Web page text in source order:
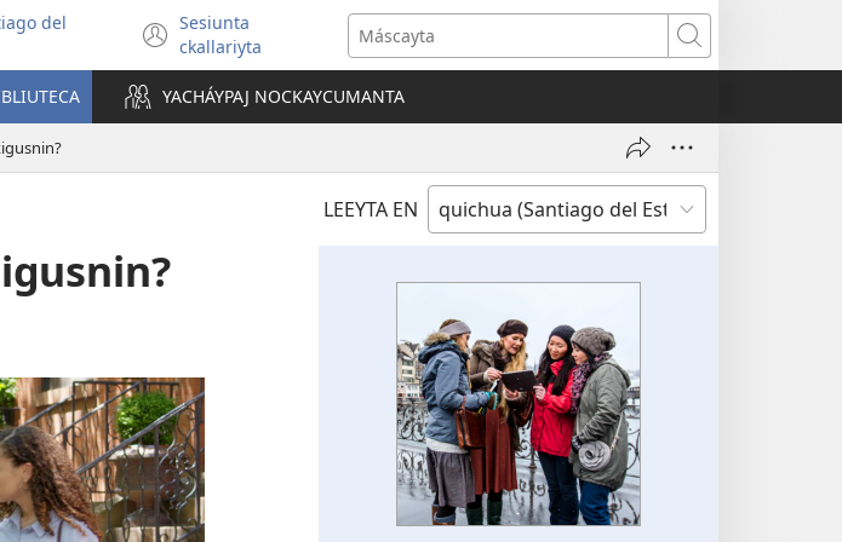
del
Sesiunta
ckallariyta
(abre
una
nueva
ventana)
Máscayta
YACHÁYPAJ NOCKAYCUMANTA
LEEYTA EN